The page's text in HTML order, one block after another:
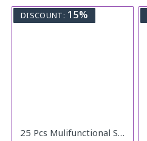
DISCOUNT: 15%
25 Pcs Mulifunctional Sunshade "Net Fixing Clip"